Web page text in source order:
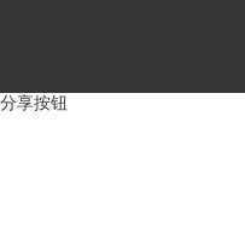
分享按钮